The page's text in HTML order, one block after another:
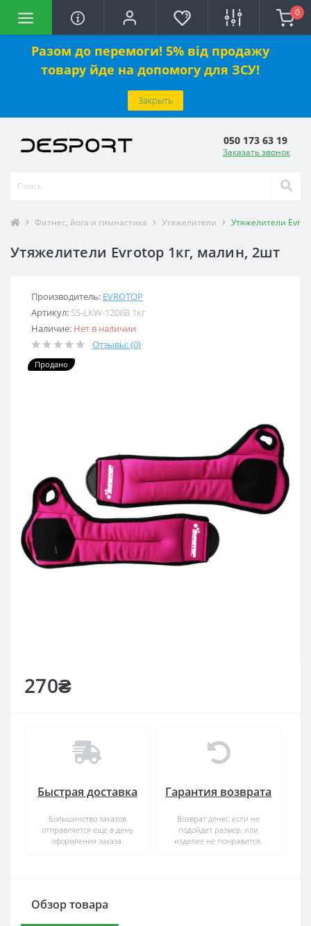
Разом до перемоги! 5% від продажу
товару йде на допомогу для ЗСУ!
Закрыть
0
050 173 63 19
Заказать звонок
Фитнес, йога и гимнастика Утяжелители Утяжелители
Утяжелители Evrotop 1кг, малин, 2шт
Производитель: EVROTOP
Артикул: SS-LKW-1206B 1кг
Наличие: Нет в наличии
Отзывы: (0)
Продано
270₴
Быстрая доставка
Большинство заказов
отправляется еще в день
оформления заказа.
Гарантия возврата
Возврат денег, если не
подойдет размер, или
изделие не понравится.
Обзор товара